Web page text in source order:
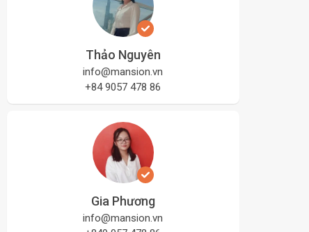
Thảo Nguyên
info@mansion.vn
+84 9057 478 86
Gia Phương
info@mansion.vn